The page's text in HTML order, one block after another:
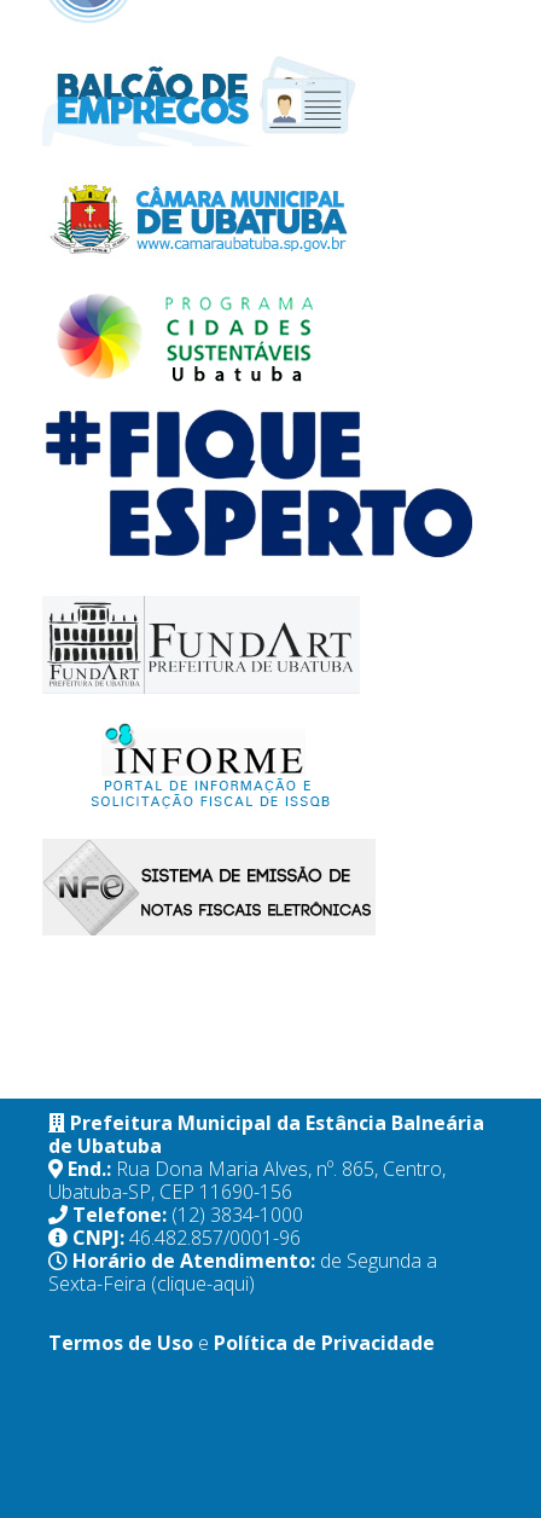
Prefeitura Municipal da Estância Balneária
de Ubatuba
End.: Rua Dona Maria Alves, nº. 865, Centro,
Ubatuba-SP, CEP 11690-156
Telefone: (12) 3834-1000
CNPJ:46.482.857/0001-96
Horário de Atendimento: de Segunda a
Sexta-Feira (clique-aqui)
Termos de Uso e Política de Privacidade